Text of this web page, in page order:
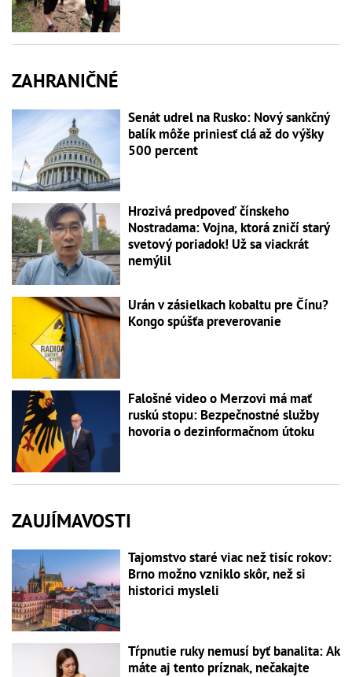
ZAHRANIČNÉ
Senát udrel na Rusko: Nový sankčný
balík môže priniesť clá až do výšky
500 percent
Hrozivá predpoveď čínskeho
Nostradama: Vojna, ktorá zničí starý
svetový poriadok! Už sa viackrát
nemýlil
Urán v zásielkach kobaltu pre Čínu?
Kongo spúšťa preverovanie
Falošné video o Merzovi má mať
ruskú stopu: Bezpečnostné služby
hovoria o dezinformačnom útoku
ZAUJÍMAVOSTI
Tajomstvo staré viac než tisíc rokov:
Brno možno vzniklo skôr, než si
historici mysleli
Tŕpnutie ruky nemusí byť banalita: Ak
máte aj tento príznak, nečakajte